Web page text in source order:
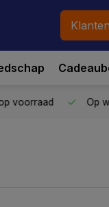
voorraad Op